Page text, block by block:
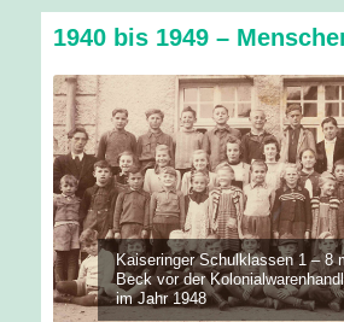
1940 bis 1949 –
Kaiseringer Schulklassen 1 – 8
Beck vor der
im Jahr 1948